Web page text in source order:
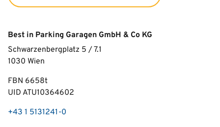
Best in Parking Garagen GmbH & Co KG
Schwarzenbergplatz 5 / 7.1
1030 Wien
FBN 6658t
UID ATU10364602
+43 1 5131241-0